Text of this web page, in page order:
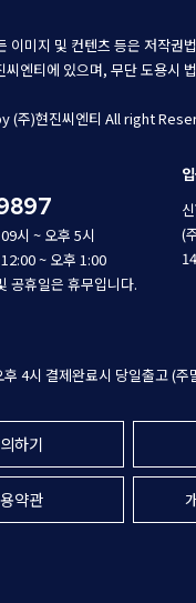
이미지 및 컨텐츠 등은 저작권
씨엔티에 있으며, 무단 도용시
(주)현진씨엔티 All right
시 ~ 오후 5시
~ 오후 1:00
공휴일은 휴무입니다.
(
4시 결제완료시 당일출고 (주
하기
약관